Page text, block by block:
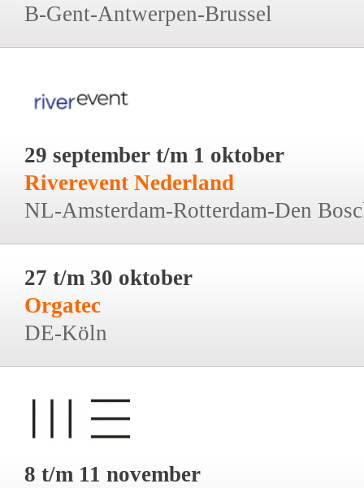
B-Gent-Antwerpen-Brussel
29 september t/m 1 oktober
Riverevent Nederland
NL-Amsterdam-Rotterdam-Den
27 t/m 30 oktober
Orgatec
DE-Köln
8 t/m 11 november